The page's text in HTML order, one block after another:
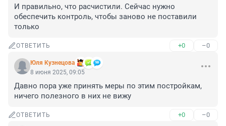
И правильно, что расчистили. Сейчас нужно
обеспечить контроль, чтобы заново не поставили
только
ОТВЕТИТЬ +0 –0
Юля Кузнецова
8 июня 2025, 09:05
Давно пора уже принять меры по этим постройкам,
ничего полезного в них не вижу
ОТВЕТИТЬ +0 –0